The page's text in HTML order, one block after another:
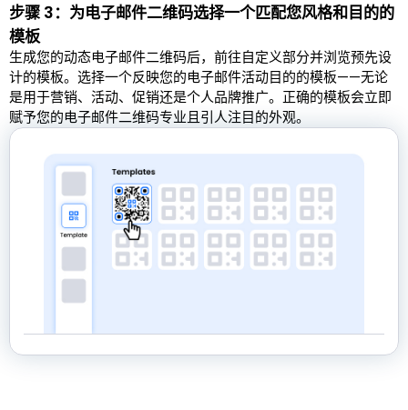
步骤 3：为电子邮件二维码选择一个匹配您风格和目的的
模板
生成您的动态电子邮件二维码后，前往自定义部分并浏览预先设
计的模板。选择一个反映您的电子邮件活动目的的模板——无论
是用于营销、活动、促销还是个人品牌推广。正确的模板会立即
赋予您的电子邮件二维码专业且引人注目的外观。